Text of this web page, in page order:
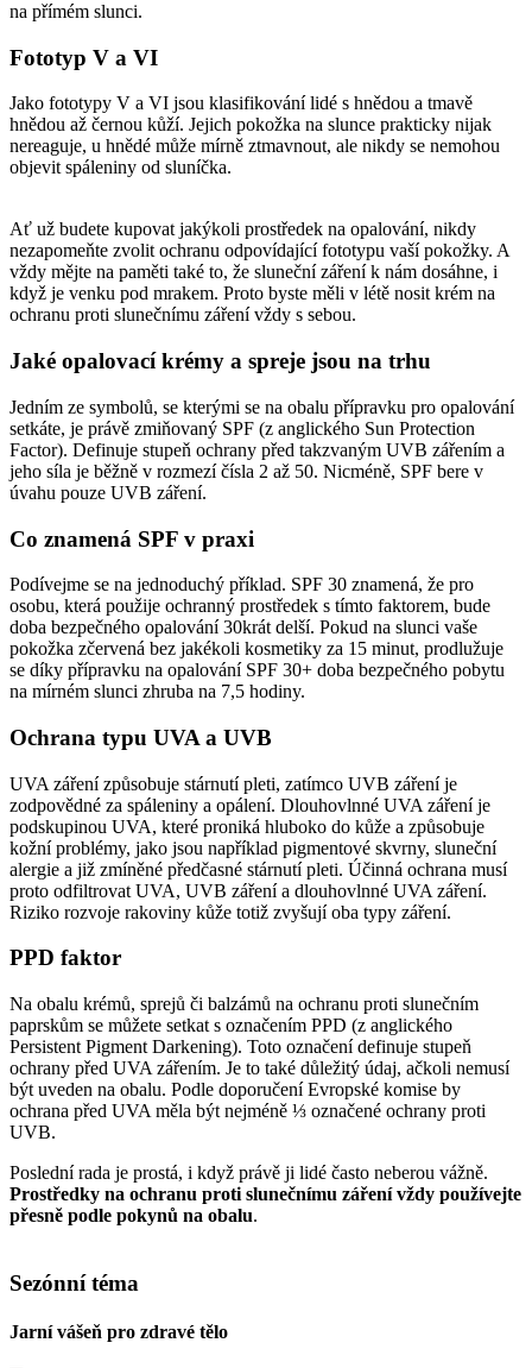
na přímém slunci.
Fototyp V a VI
Jako fototypy V a VI jsou klasifikování lidé s hnědou a tmavě
hnědou až černou kůží. Jejich pokožka na slunce prakticky nijak
nereaguje, u hnědé může mírně ztmavnout, ale nikdy se nemohou
objevit spáleniny od sluníčka.
Ať už budete kupovat jakýkoli prostředek na opalování, nikdy
nezapomeňte zvolit ochranu odpovídající fototypu vaší pokožky. A
vždy mějte na paměti také to, že sluneční záření k nám dosáhne, i
když je venku pod mrakem. Proto byste měli v létě nosit krém na
ochranu proti slunečnímu záření vždy s sebou.
Jaké opalovací krémy a spreje jsou na trhu
Jedním ze symbolů, se kterými se na obalu přípravku pro opalování
setkáte, je právě zmiňovaný SPF (z anglického Sun Protection
Factor). Definuje stupeň ochrany před takzvaným UVB zářením a
jeho síla je běžně v rozmezí čísla 2 až 50. Nicméně, SPF bere v
úvahu pouze UVB záření.
Co znamená SPF v praxi
Podívejme se na jednoduchý příklad. SPF 30 znamená, že pro
osobu, která použije ochranný prostředek s tímto faktorem, bude
doba bezpečného opalování 30krát delší. Pokud na slunci vaše
pokožka zčervená bez jakékoli kosmetiky za 15 minut, prodlužuje
se díky přípravku na opalování SPF 30+ doba bezpečného pobytu
na mírném slunci zhruba na 7,5 hodiny.
Ochrana typu UVA a UVB
UVA záření způsobuje stárnutí pleti, zatímco UVB záření je
zodpovědné za spáleniny a opálení. Dlouhovlnné UVA záření je
podskupinou UVA, které proniká hluboko do kůže a způsobuje
kožní problémy, jako jsou například pigmentové skvrny, sluneční
alergie a již zmíněné předčasné stárnutí pleti. Účinná ochrana musí
proto odfiltrovat UVA, UVB záření a dlouhovlnné UVA záření.
Riziko rozvoje rakoviny kůže totiž zvyšují oba typy záření.
PPD faktor
Na obalu krémů, sprejů či balzámů na ochranu proti slunečním
paprskům se můžete setkat s označením PPD (z anglického
Persistent Pigment Darkening). Toto označení definuje stupeň
ochrany před UVA zářením. Je to také důležitý údaj, ačkoli nemusí
být uveden na obalu. Podle doporučení Evropské komise by
ochrana před UVA měla být nejméně ⅓ označené ochrany proti
UVB.
Poslední rada je prostá, i když právě ji lidé často neberou vážně.
Prostředky na ochranu proti slunečnímu záření vždy používejte
přesně podle pokynů na obalu.
Sezónní téma
Jarní vášeň pro zdravé tělo